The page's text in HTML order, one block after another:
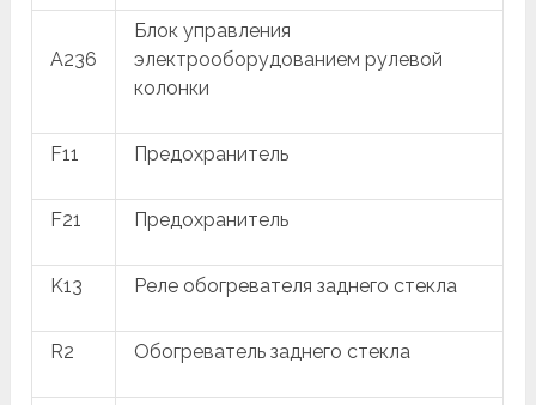
A236
Блок управления
электрооборудованием рулевой
колонки
F11 Предохранитель
F21 Предохранитель
K13 Реле обогревателя заднего стекла
R2 Обогреватель заднего стекла